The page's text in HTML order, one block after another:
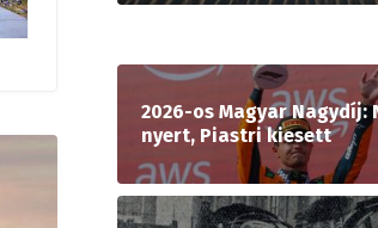
2026-os Magyar Nagydíj:
nyert, Piastri kiesett